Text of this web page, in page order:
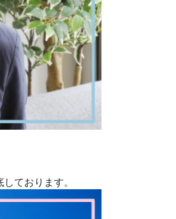
ております。